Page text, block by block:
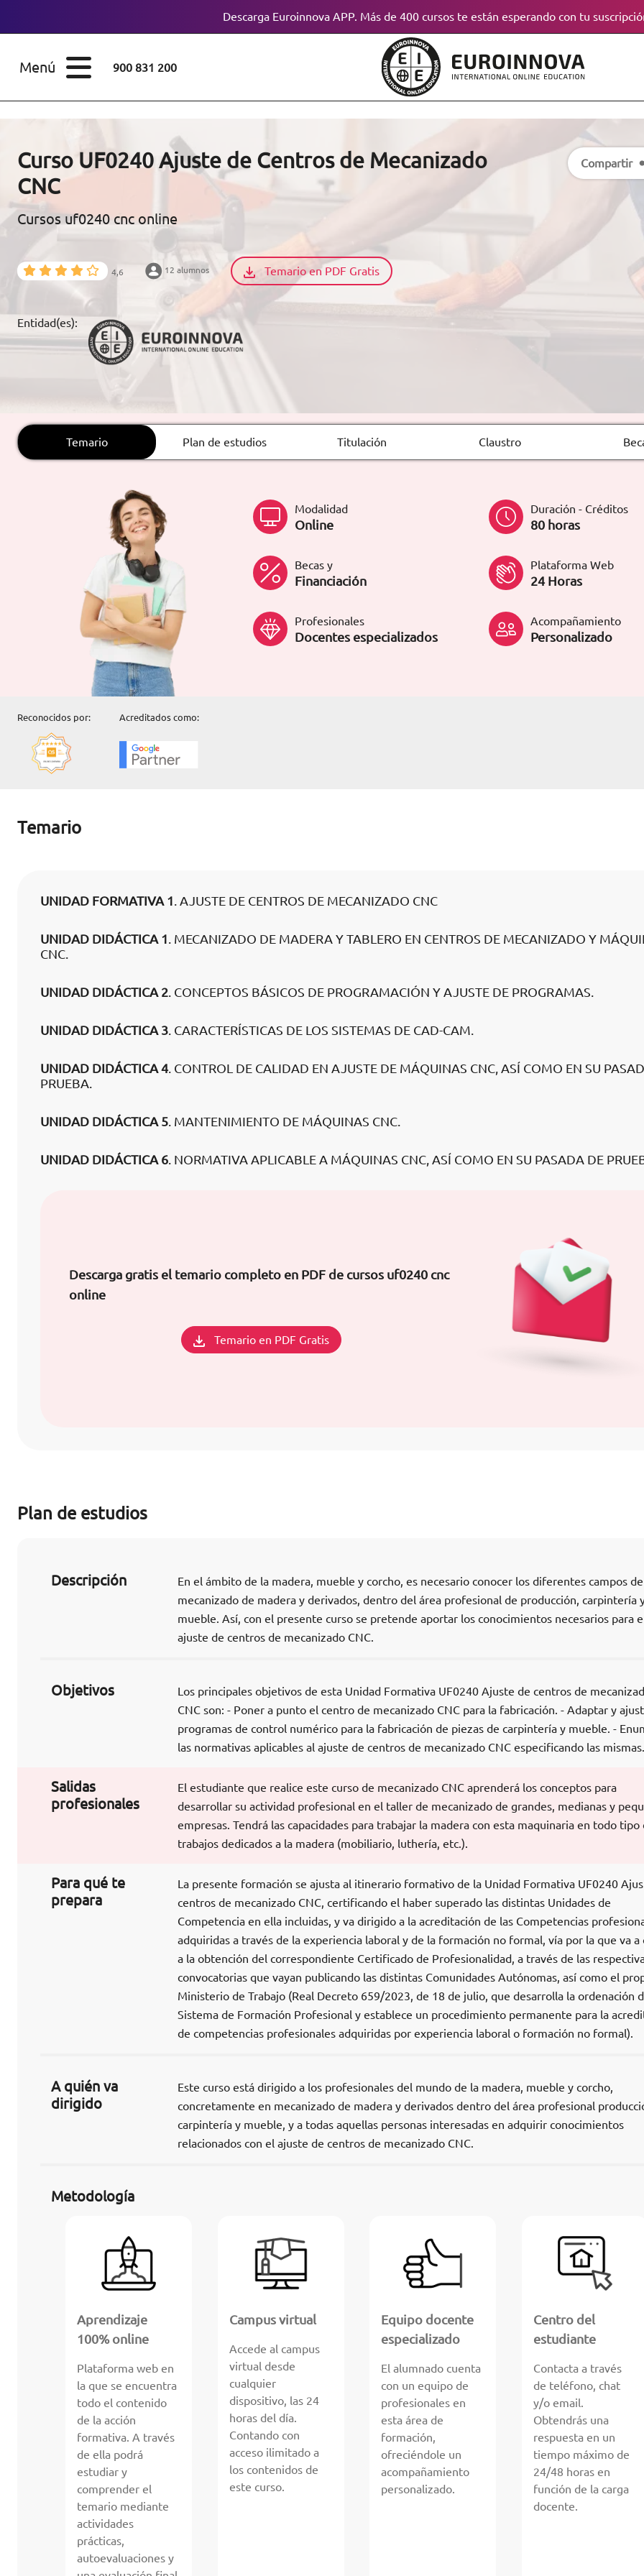
Descarga Euroinnova APP. Más de 400 cursos te están esperando con tu
Menú 900 831 200
CONOCE EUROINNOVA
BECAS Y
RECURSOS
EDUCATIVOS
ARTÍCULOS
CONTACTO ES
formacion@euroinnova.com
TRABAJA CON NOSOTROS
ESTUDIOS
Doctorados
Diplomados
Certificados de
Profesionalidad
Curso UF0240 Ajuste de Centros de Mecanizado
CNC
Cursos uf0240 cnc online
4,6 12 alumnos Temario en PDF Gratis
Entidad(es):
Compartir
Temario Plan de estudios Titulación Claustro
Modalidad
Online
Duración - Créditos
80 horas
Becas y
Financiación
Plataforma Web
24 Horas
Profesionales
Docentes especializados
Acompañamiento
Personalizado
Reconocidos por: Acreditados como:
Temario
UNIDAD FORMATIVA 1. AJUSTE DE CENTROS DE MECANIZADO CNC
UNIDAD DIDÁCTICA 1. MECANIZADO DE MADERA Y TABLERO EN CENTROS DE MECANIZADO Y
CNC.
UNIDAD DIDÁCTICA 2. CONCEPTOS BÁSICOS DE PROGRAMACIÓN Y AJUSTE DE PROGRAMAS.
UNIDAD DIDÁCTICA 3. CARACTERÍSTICAS DE LOS SISTEMAS DE CAD-CAM.
UNIDAD DIDÁCTICA 4. CONTROL DE CALIDAD EN AJUSTE DE MÁQUINAS CNC, ASÍ COMO EN SU
PRUEBA.
UNIDAD DIDÁCTICA 5. MANTENIMIENTO DE MÁQUINAS CNC.
UNIDAD DIDÁCTICA 6. NORMATIVA APLICABLE A MÁQUINAS CNC, ASÍ COMO EN SU PASADA DE
Descarga gratis el temario completo en PDF de cursos uf0240 cnc
online
Temario en PDF Gratis
Plan de estudios
Descripción
En el ámbito de la madera, mueble y corcho, es necesario conocer los diferentes campos
mecanizado de madera y derivados, dentro del área profesional de producción, carpintería
mueble. Así, con el presente curso se pretende aportar los conocimientos necesarios para
ajuste de centros de mecanizado CNC.
Objetivos
Los principales objetivos de esta Unidad Formativa UF0240 Ajuste de centros de
CNC son: - Poner a punto el centro de mecanizado CNC para la fabricación. - Adaptar y
programas de control numérico para la fabricación de piezas de carpintería y mueble. -
las normativas aplicables al ajuste de centros de mecanizado CNC especificando las mismas.
Salidas
profesionales
El estudiante que realice este curso de mecanizado CNC aprenderá los conceptos para
desarrollar su actividad profesional en el taller de mecanizado de grandes, medianas y
empresas. Tendrá las capacidades para trabajar la madera con esta maquinaria en todo tipo
trabajos dedicados a la madera (mobiliario, luthería, etc.).
Para qué te
prepara
La presente formación se ajusta al itinerario formativo de la Unidad Formativa UF0240
centros de mecanizado CNC, certificando el haber superado las distintas Unidades de
Competencia en ella incluidas, y va dirigido a la acreditación de las Competencias
adquiridas a través de la experiencia laboral y de la formación no formal, vía por la que va a
a la obtención del correspondiente Certificado de Profesionalidad, a través de las
convocatorias que vayan publicando las distintas Comunidades Autónomas, así como el
Ministerio de Trabajo (Real Decreto 659/2023, de 18 de julio, que desarrolla la ordenación
Sistema de Formación Profesional y establece un procedimiento permanente para la
de competencias profesionales adquiridas por experiencia laboral o formación no formal).
A quién va
dirigido
Este curso está dirigido a los profesionales del mundo de la madera, mueble y corcho,
concretamente en mecanizado de madera y derivados dentro del área profesional
carpintería y mueble, y a todas aquellas personas interesadas en adquirir conocimientos
relacionados con el ajuste de centros de mecanizado CNC.
Metodología
Aprendizaje
100% online
Plataforma web en
la que se encuentra
todo el contenido
de la acción
formativa. A través
de ella podrá
estudiar y
comprender el
temario mediante
actividades
prácticas,
autoevaluaciones y
Campus virtual
Accede al campus
virtual desde
cualquier
dispositivo, las 24
horas del día.
Contando con
acceso ilimitado a
los contenidos de
este curso.
Equipo docente
especializado
El alumnado cuenta
con un equipo de
profesionales en
esta área de
formación,
ofreciéndole un
acompañamiento
personalizado.
Centro del
estudiante
Contacta a través
de teléfono, chat
y/o email.
Obtendrás una
respuesta en un
tiempo máximo de
24/48 horas en
función de la carga
docente.